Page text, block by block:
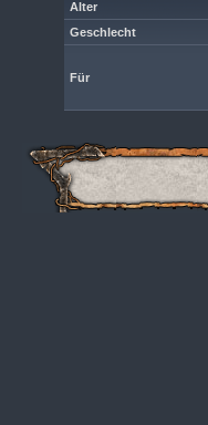
Alter
Geschlecht
Für